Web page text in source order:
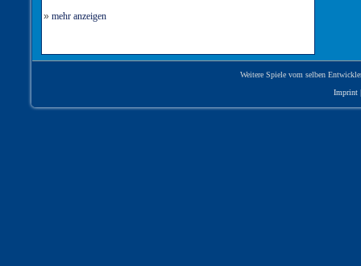
» mehr anzeigen
Weitere Spiele vom selben
Imprint